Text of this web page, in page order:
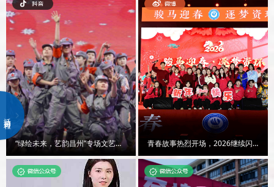
“绿绘未来，艺韵昌州”专场文艺展演 青春故事热烈开场，2026继续闪闪发光！..